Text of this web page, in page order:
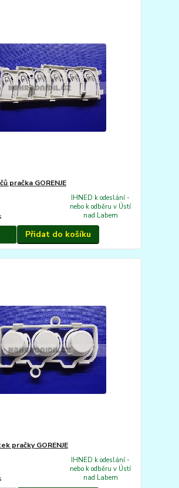
pračka GORENJE
IHNED k odeslání -
nebo k odběru v Ústí
nad Labem
Přidat do košíku
pračky GORENJE
IHNED k odeslání -
nebo k odběru v Ústí
nad Labem